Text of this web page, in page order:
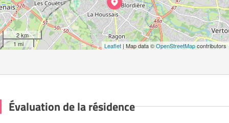
2 km
1 mi
Leaflet | Map data ©OpenStreetMapcontributors
Évaluation de la résidence